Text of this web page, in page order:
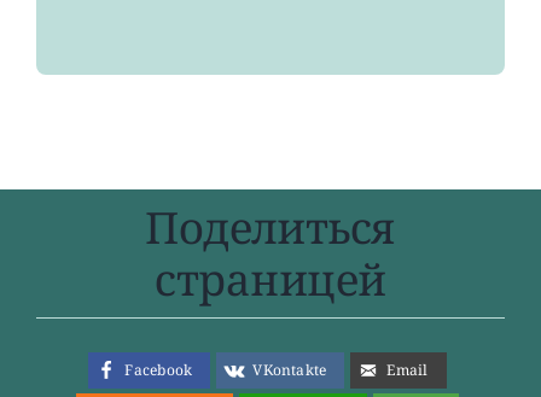
Поделиться
страницей
Facebook VKontakte
Email